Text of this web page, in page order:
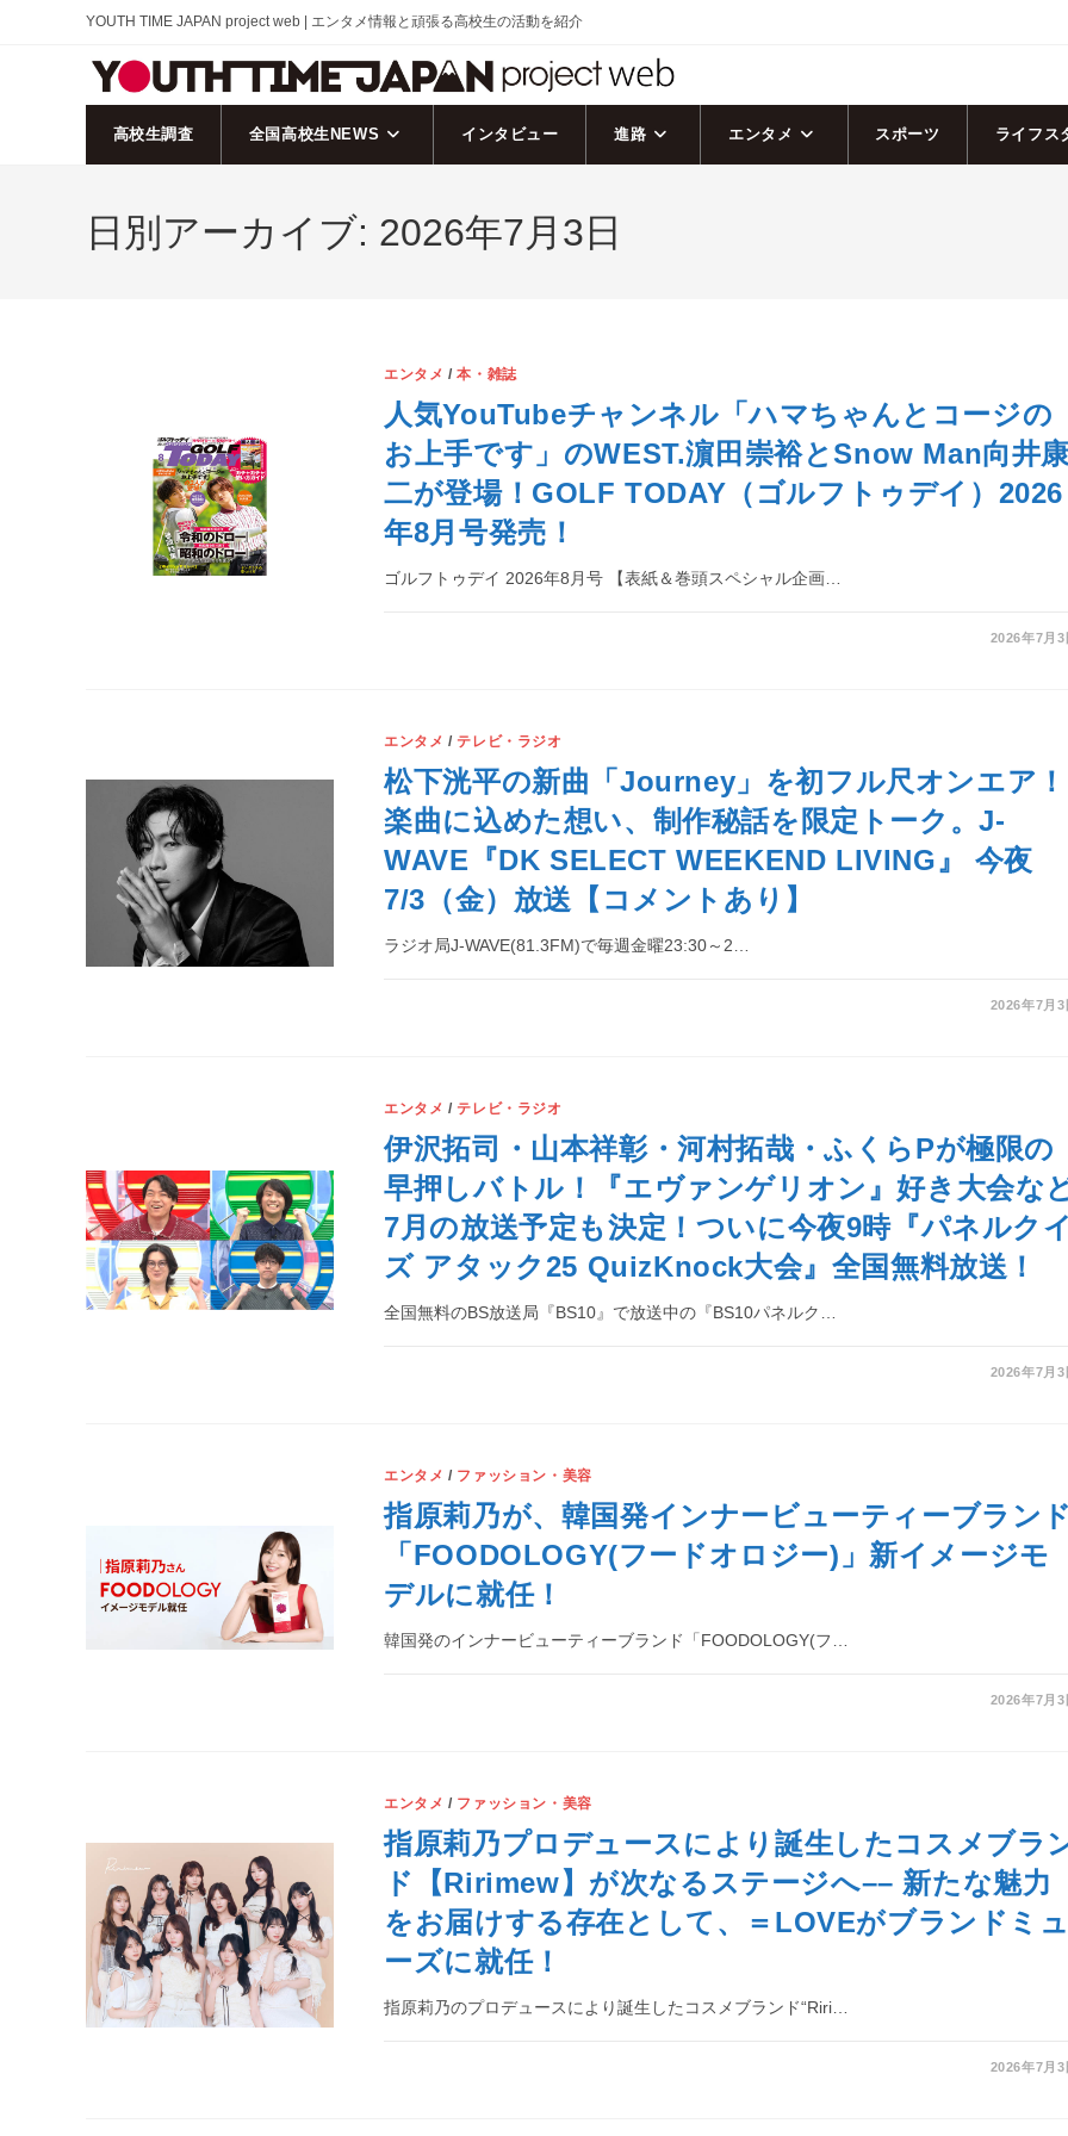
YOUTH TIME JAPAN project web | エンタメ情報と頑張る高校生の活動を紹介
高校生調査 全国高校生NEWS インタビュー 進路 エンタメ スポーツ ライフス
日別アーカイブ: 2026年7月3日
エンタメ /本・雑誌
人気YouTubeチャンネル「ハマちゃんとコージの
お上手です」のWEST.濵田崇裕とSnow Man向井康
二が登場！GOLF TODAY（ゴルフトゥデイ）2026
年8月号発売！
ゴルフトゥデイ 2026年8月号 【表紙＆巻頭スペシャル企画…
2026年7月3
エンタメ / テレビ・ラジオ
松下洸平の新曲「Journey」を初フル尺オンエア！
楽曲に込めた想い、制作秘話を限定トーク。J-
WAVE『DK SELECT WEEKEND LIVING』 今夜
7/3（金）放送【コメントあり】
ラジオ局J-WAVE(81.3FM)で毎週金曜23:30～2…
2026年7月3
エンタメ / テレビ・ラジオ
伊沢拓司・山本祥彰・河村拓哉・ふくらPが極限の
早押しバトル！『エヴァンゲリオン』好き大会な
7月の放送予定も決定！ついに今夜9時『パネルクイ
ズ アタック25 QuizKnock大会』全国無料放送！
全国無料のBS放送局『BS10』で放送中の『BS10パネルク…
2026年7月3
エンタメ / ファッション・美容
指原莉乃が、韓国発インナービューティーブランド
「FOODOLOGY(フードオロジー)」新イメージモ
デルに就任！
韓国発のインナービューティーブランド「FOODOLOGY(フ…
2026年7月3
エンタメ / ファッション・美容
指原莉乃プロデュースにより誕生したコスメブラ
ド【Ririmew】が次なるステージへ–– 新たな魅力
をお届けする存在として、＝LOVEがブランドミュ
ーズに就任！
指原莉乃のプロデュースにより誕生したコスメブランド“Riri…
2026年7月3